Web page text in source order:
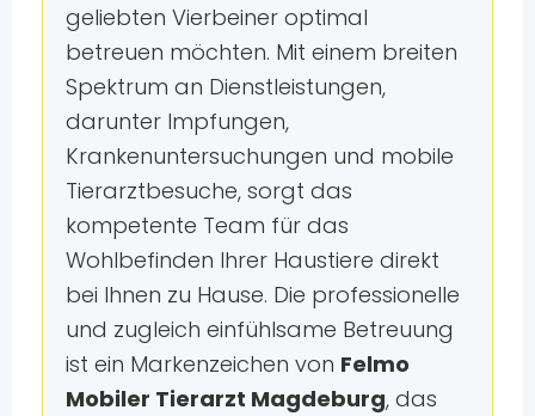
geliebten Vierbeiner optimal
betreuen möchten. Mit einem breiten
Spektrum an Dienstleistungen,
darunter Impfungen,
Krankenuntersuchungen und mobile
Tierarztbesuche, sorgt das
kompetente Team für das
Wohlbefinden Ihrer Haustiere direkt
bei Ihnen zu Hause. Die professionelle
und zugleich einfühlsame Betreuung
ist ein Markenzeichen von Felmo
Mobiler Tierarzt Magdeburg, das